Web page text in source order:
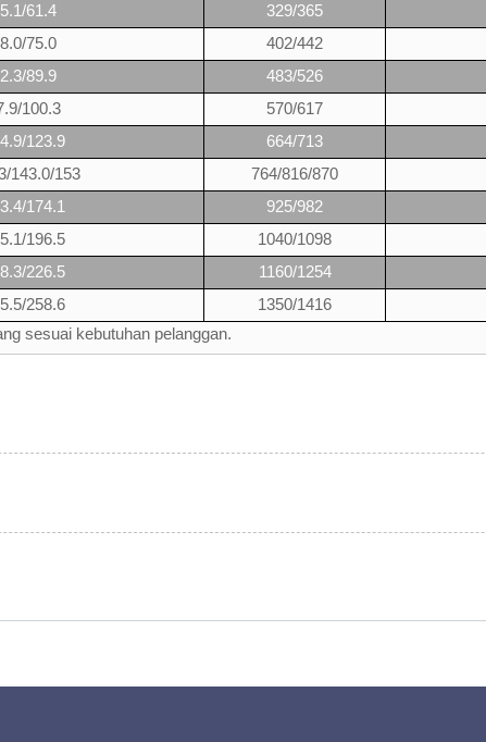
61.4 329/365
75.0 402/442
89.9 483/526
100.3 570/617
123.9 664/713
143.0/153 764/816/870
174.1 925/982
196.5 1040/1098
226.5 1160/1254
258.6 1350/1416
sesuai kebutuhan pelanggan.